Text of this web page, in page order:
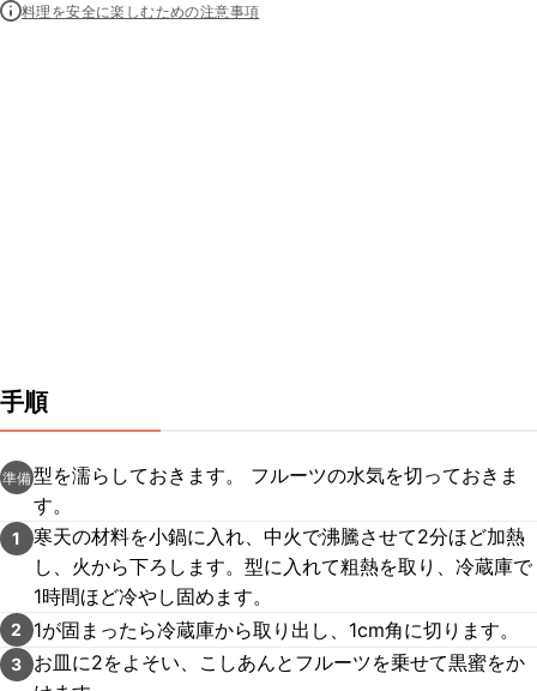
料理を安全に楽しむための注意事項
手順
準備型を濡らしておきます。 フルーツの水気を切っておきま
す。
1
寒天の材料を小鍋に入れ、中火で沸騰させて2分ほど加熱
し、火から下ろします。型に入れて粗熱を取り、冷蔵庫で
1時間ほど冷やし固めます。
2 1が固まったら冷蔵庫から取り出し、1cm角に切ります。
3
お皿に2をよそい、こしあんとフルーツを乗せて黒蜜をか